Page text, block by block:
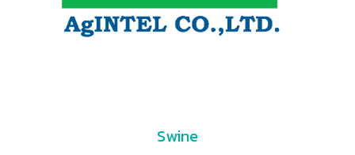
Swine